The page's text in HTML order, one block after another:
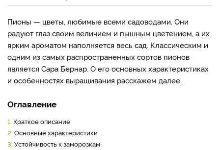
Пионы — цветы, любимые всеми садоводами. Они
радуют глаз своим величием и пышным цветением, а их
ярким ароматом наполняется весь сад. Классическим и
одним из самых распространенных сортов пионов
является Сара Бернар. О его основных характеристиках
и особенностях выращивания расскажем далее.
Оглавление
1. Краткое описание
2. Основные характеристики
3. Устойчивость к заморозкам